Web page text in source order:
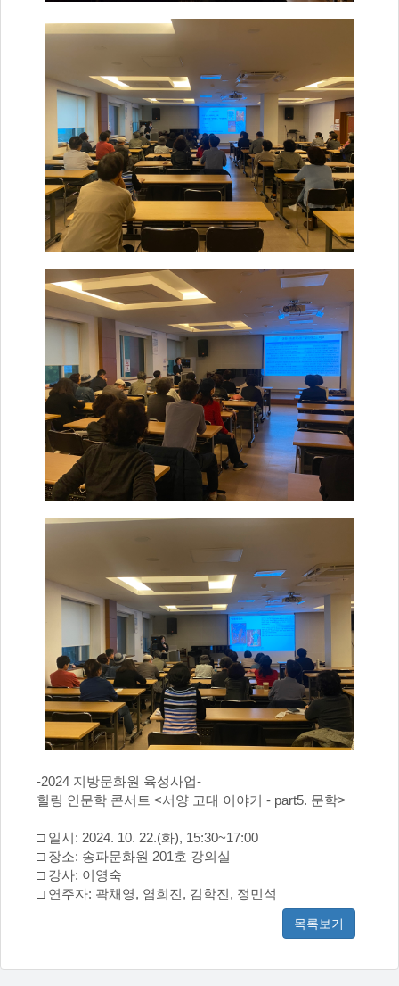
-2024 지방문화원 육성사업-
힐링 인문학 콘서트 <서양 고대 이야기 - part5. 문학>
□ 일시: 2024. 10. 22.(화), 15:30~17:00
□ 장소: 송파문화원 201호 강의실
□ 강사: 이영숙
□ 연주자: 곽채영, 염희진, 김학진, 정민석
목록보기